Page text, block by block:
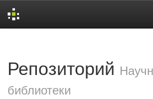
Репозиторий
библиотеки